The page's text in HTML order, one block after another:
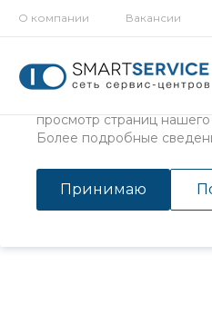
Мы используем файлы
просмотр страниц
Более подробные
Принимаю
О компании Вакансии
Поход в